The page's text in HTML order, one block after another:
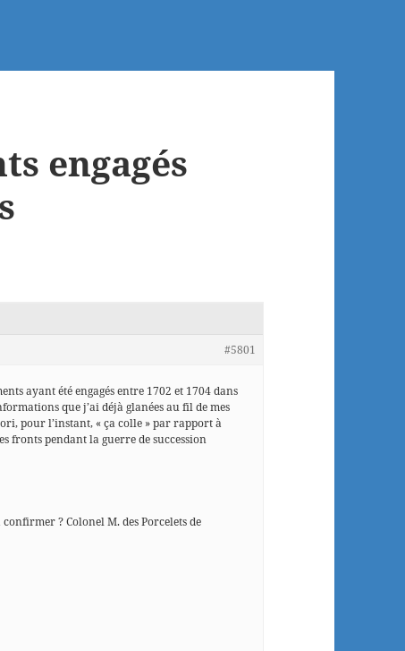
engagés
#5801
ayant été engagés entre 1702 et 1704 dans
que j’ai déjà glanées au fil de mes
pour l’instant, « ça colle » par rapport à
fronts pendant la guerre de succession
? Colonel M. des Porcelets de